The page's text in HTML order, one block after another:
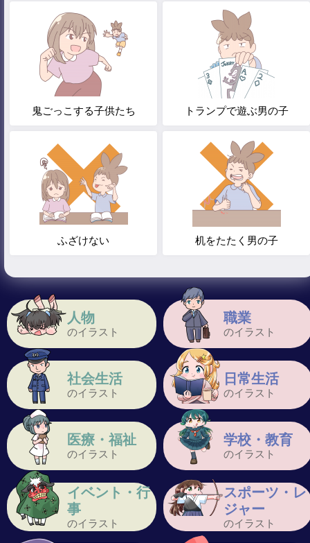
人物
のイラスト
職業
のイラスト
社会生活
のイラスト
日常生活
のイラスト
医療・福祉
のイラスト
学校・教育
のイラスト
イベント・行
事
のイラスト
スポーツ・レ
ジャー
のイラスト
鬼ごっこする子供たち トランプで遊ぶ男の子
ふざけない 机をたたく男の子